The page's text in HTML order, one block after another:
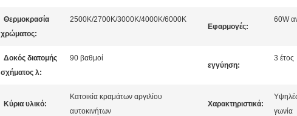
Θερμοκρασία
χρώματος:
2500K/2700K/3000K/4000K/6000K
Εφαρμογές:
60W
Δοκός διατομής
σχήματος λ:
90 βαθμοί
εγγύηση:
3 έτος
Κύρια υλικό:
Κατοικία κραμάτων αργιλίου
αυτοκινήτων
Χαρακτηριστικά:
γωνία